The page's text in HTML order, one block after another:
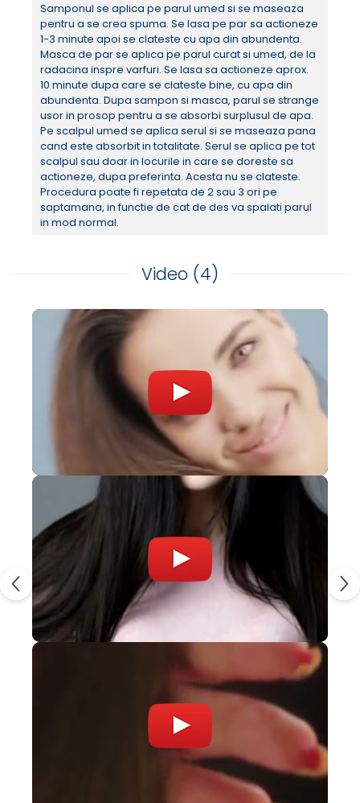
Gama de produse Capilfortecombina cu succes
caffeina lipozomală si trei ingrediente active botanice
care actioneaza pentru combaterea vizibila a caderii
parului, stimularea cresterii firului de par si cresterea
densitatii acestuia - acestea se regasesc sub
denumirea de Baicapil. Aceste ingrediente mentin o mai
mare durata a fazei anagene (faza de crestere),
scurtand faza telogena (starea de repaus a firului de
par) si intaresc radacina firului de par. Acestea
actioneaza si asupra firului de par, intarindu-l.
Ce este BAICAPIL?
BAICAPIL este un complex care reuneste 3 ingrediente
naturale: Scutellaria baicalensis (sursa de baicalina),
muguri de soia si grau. Aceste ingrediente au un rol
important in diversele procese celulare, precum:
protejarea celulelor de stresul oxidativ
activarea celulelor stem
intarzierea imbatranirii
stimularea inmultirii acestora
imbunatatirea activitătii metabolice
CE ESTE CAFFEINA LIPOZOMALA?
Cofeina Herbasome® este un complex lipozomal multi-
activ compus din cofeina din boabe de cafea verde,
niacinamide si fosfolipide naturale. Formula lipozomala
ajuta ingredientul activ sa patrunda in profunzimea
celulelor iar formula complexă ajuta la regenerarea
firului de par, stimuland foliculul.
In urma efectuarii unor teste care sa demonstreze
eficienta ingredientului activ Baicapil, 31 de voluntari au
utilizat un produs destinat ingrijirii parului timp de 180 de
zile. Pentru acest test au fost extrasi 2 foliculi de par,
ambii aflati in faza Anagena - un folicul a fost extras in
ziua 0 a experimentului iar celalalt folicul a fost extras in
Samponul se aplica pe parul umed si se maseaza
pentru a se crea spuma. Se lasa pe par sa actioneze
1-3 minute apoi se clateste cu apa din abundenta.
Masca de par se aplica pe parul curat si umed, de la
radacina inspre varfuri. Se lasa sa actioneze aprox.
10 minute dupa care se clateste bine, cu apa din
abundenta. Dupa sampon si masca, parul se strange
usor in prosop pentru a se absorbi surplusul de apa.
Pe scalpul umed se aplica serul si se maseaza pana
cand este absorbit in totalitate. Serul se aplica pe tot
scalpul sau doar in locurile in care se doreste sa
actioneze, dupa preferinta. Acesta nu se clateste.
Procedura poate fi repetata de 2 sau 3 ori pe
saptamana, in functie de cat de des va spalati parul
in mod normal.
Video (4)